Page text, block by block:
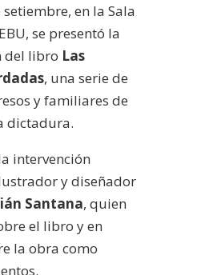
en la Sala
se presentó la
del libro Las
, una serie de
y familiares de
dictadura.
intervención
y diseñador
Santana, quien
el libro y en
la obra como